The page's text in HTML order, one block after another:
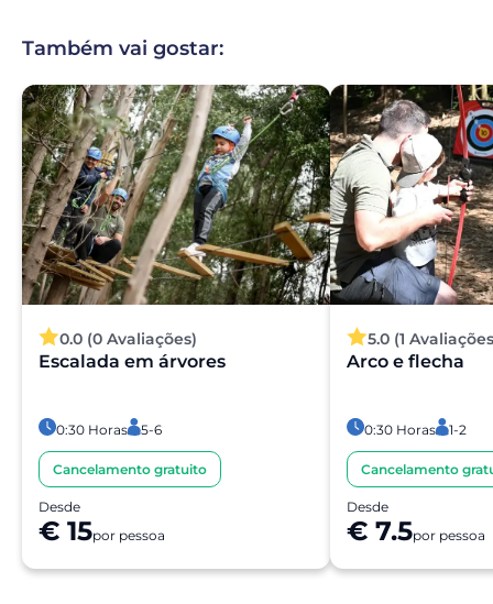
Também vai gostar:
0.0 (0 Avaliações)
Escalada em árvores
0:30 Horas 5-6
Cancelamento gratuito
Desde
€ 15por pessoa
5.0 (1
Arco e flecha
0:30 Horas 1-2
Cancelamento
Desde
€ 7.5por pessoa